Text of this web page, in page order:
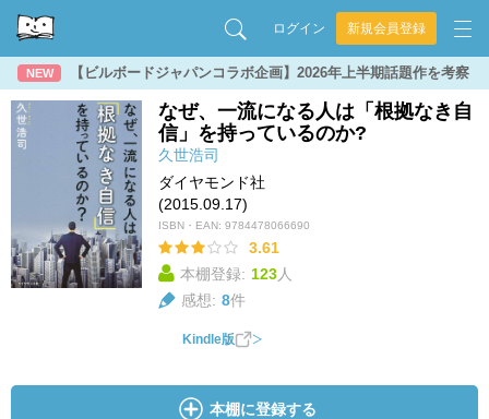
ログイン 新規会員登録
NEW 【ビルボードジャパンコラボ企画】2026年上半期話題作を考察
なぜ、一流になる人は「根拠なき自
信」を持っているのか?
久世浩司
ダイヤモンド社
(2015.09.17)
ISBN・EAN: 9784478066690
3.61
本棚登録: 123人
感想: 8件
Kindle版
本棚に登録する